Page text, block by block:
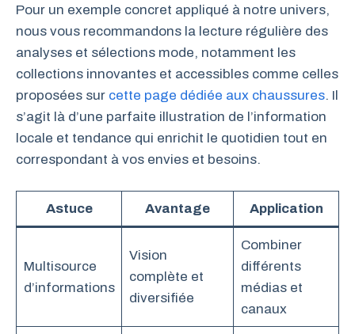
Pour un exemple concret appliqué à notre univers,
nous vous recommandons la lecture régulière des
analyses et sélections mode, notamment les
collections innovantes et accessibles comme celles
proposées sur cette page dédiée aux chaussures. Il
s’agit là d’une parfaite illustration de l’information
locale et tendance qui enrichit le quotidien tout en
correspondant à vos envies et besoins.
Astuce Avantage Application
Multisource
d’informations
Vision
complète et
diversifiée
Combiner
différents
médias et
canaux